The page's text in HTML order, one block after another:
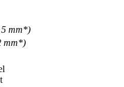
mm*)
mm*)